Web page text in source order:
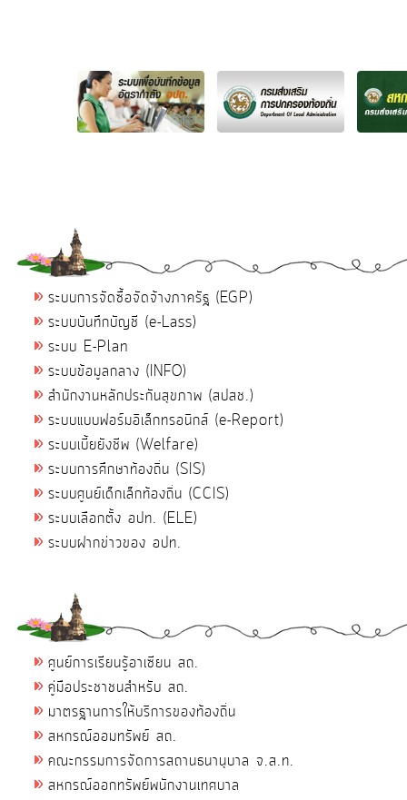
ระบบการจัดซื้อจัดจ้างภาครัฐ (EGP)
ระบบบันทึกบัญชี (e-Lass)
ระบบ E-Plan
ระบบข้อมูลกลาง (INFO)
สำนักงานหลักประกันสุขภาพ (สปสช.)
ระบบแบบฟอร์มอิเล็กทรอนิกส์ (e-Report)
ระบบเบี้ยยังชีพ (Welfare)
ระบบการศึกษาท้องถิ่น (SIS)
ระบบศูนย์เด็กเล็กท้องถิ่น (CCIS)
ระบบเลือกตั้ง อปท. (ELE)
ระบบฝากข่าวของ อปท.
ศูนย์การเรียนรู้อาเซียน สถ.
คู่มือประชาชนสำหรับ สถ.
มาตรฐานการให้บริการของท้องถิ่น
สหกรณ์ออมทรัพย์ สถ.
คณะกรรมการจัดการสถานธนานุบาล จ.ส.ท.
สหกรณ์ออกทรัพย์พนักงานเทศบาล